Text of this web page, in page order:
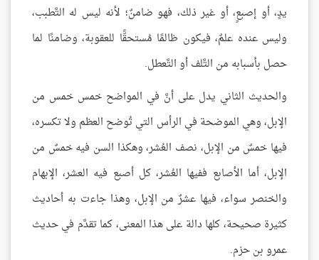
يدٍ، أو إصبعٍ، أو غير ذلك، فهو ضامنٌ؛ لأنه ليس له التَّطبب،
وليس عنده علمٌ، فيكون ظالمًا مُستحقًّا للعقوبة، وضامنًا لما
حصل بأسبابه من التَّلف أو التَّعطل.
والحديث الثاني يدل على أنَّ في المواضح خمس خمس من
الإبل، وهي الموضحة في الرأس التي تُوضح العظم ولا تكسره،
فيها خمسٌ من الإبل، نصف العُشر، وهكذا السن فيه خمسٌ من
الإبل، أما الأصابع ففيها العُشر، كل أصبع فيه العشر، الإبهام
والخنصر سواء، فيها عشرٌ من الإبل، وهذا جاءت به أحاديث
كثيرة صحيحة، كلها دالة على هذا المعنى، كما تقدَّم في حديث
عمرو بن حزم.